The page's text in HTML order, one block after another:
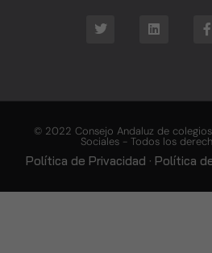
© 2022 Consejo Andaluz de
Sociales - Todos los
Política de Privacidad · Política